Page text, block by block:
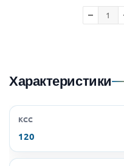
Характеристики
КСС
120